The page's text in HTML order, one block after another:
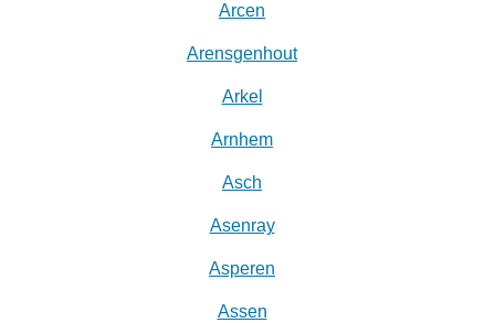
Arcen
Arensgenhout
Arkel
Arnhem
Asch
Asenray
Asperen
Assen